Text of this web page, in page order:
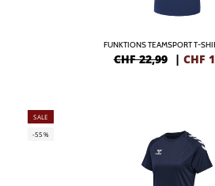
FUNKTIONS TEAMSPORT T-
CHF 22,99 | CHF
SALE
-55%